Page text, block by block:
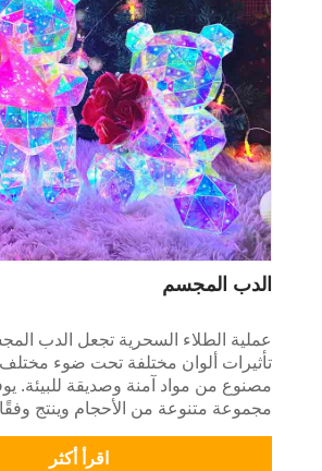
الدب المجسم
عملية الطلاء السحرية تجعل الدب
تأثيرات ألوان مختلفة تحت ضوء مختلف.
مجموعة متنوعة من الأحجام وينتج
اقرأ أكثر